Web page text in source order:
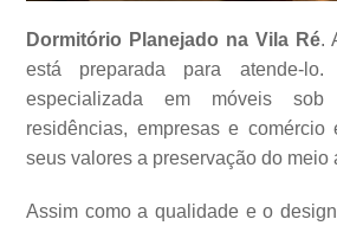
Dormitório Planejado na Vila Ré.
está preparada para atende-
especializada em móveis sob
residências, empresas e
seus valores a preservação do meio
Assim como a qualidade e o